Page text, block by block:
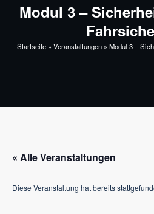
Modul 3 –
Startseite » Veranstaltungen » Modul 3 –
« Alle Veranstaltungen
Diese Veranstaltung hat bereits